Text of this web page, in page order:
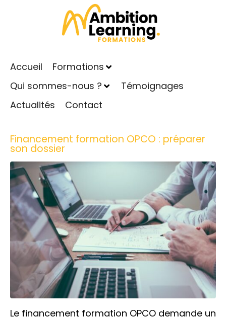
Accueil
Formations
Qui sommes-nous ?
Témoignages
Actualités
Contact
Financement formation OPCO : préparer
son dossier
Le financement formation OPCO demande un